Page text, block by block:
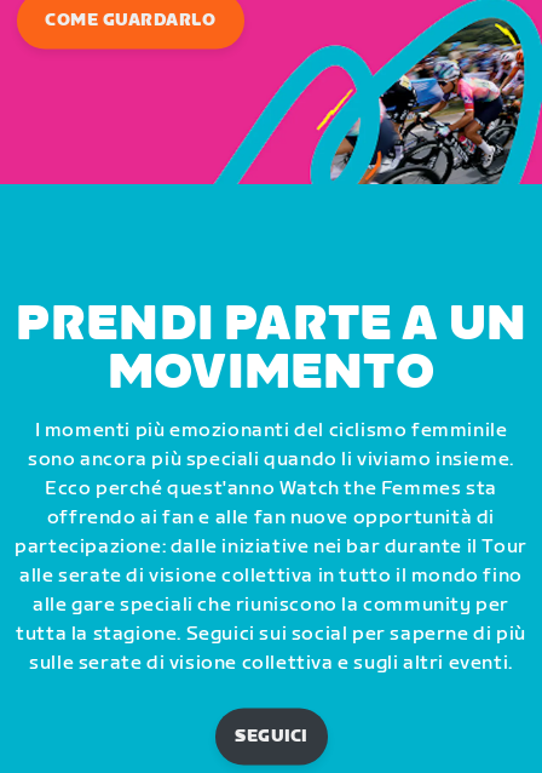
COME GUARDARLO
PRENDI PARTE A UN
MOVIMENTO
I momenti più emozionanti del ciclismo femminile
sono ancora più speciali quando li viviamo insieme.
Ecco perché quest'anno Watch the Femmes sta
offrendo ai fan e alle fan nuove opportunità di
partecipazione: dalle iniziative nei bar durante il Tour
alle serate di visione collettiva in tutto il mondo fino
alle gare speciali che riuniscono la community per
tutta la stagione. Seguici sui social per saperne di più
sulle serate di visione collettiva e sugli altri eventi.
SEGUICI